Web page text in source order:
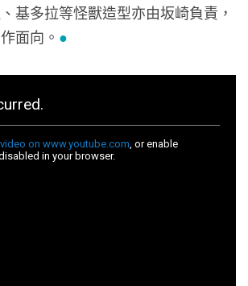
基多拉等怪獸造型亦由坂崎負責，
面向。 ●